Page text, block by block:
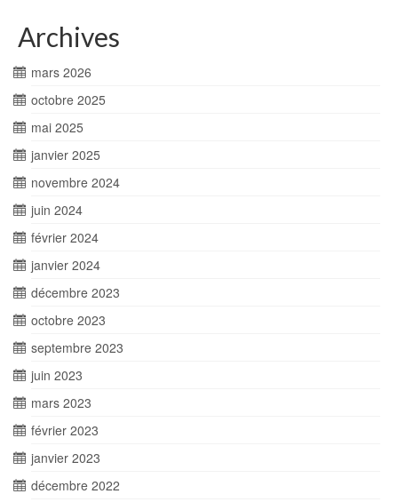
Archives
mars 2026
octobre 2025
mai 2025
janvier 2025
novembre 2024
juin 2024
février 2024
janvier 2024
décembre 2023
octobre 2023
septembre 2023
juin 2023
mars 2023
février 2023
janvier 2023
décembre 2022